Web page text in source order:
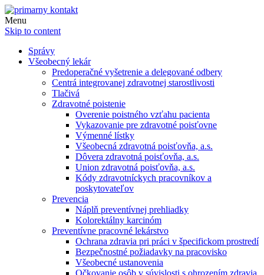
Menu
Skip to content
Správy
Všeobecný lekár
Predoperačné vyšetrenie a delegované odbery
Centrá integrovanej zdravotnej starostlivosti
Tlačivá
Zdravotné poistenie
Overenie poistného vzťahu pacienta
Vykazovanie pre zdravotné poisťovne
Výmenné lístky
Všeobecná zdravotná poisťovňa, a.s.
Dôvera zdravotná poisťovňa, a.s.
Union zdravotná poisťovňa, a.s.
Kódy zdravotníckych pracovníkov a
poskytovateľov
Prevencia
Náplň preventívnej prehliadky
Kolorektálny karcinóm
Preventívne pracovné lekárstvo
Ochrana zdravia pri práci v špecifickom prostredí
Bezpečnostné požiadavky na pracovisko
Všeobecné ustanovenia
Očkovanie osôb v súvislosti s ohrozením zdravia